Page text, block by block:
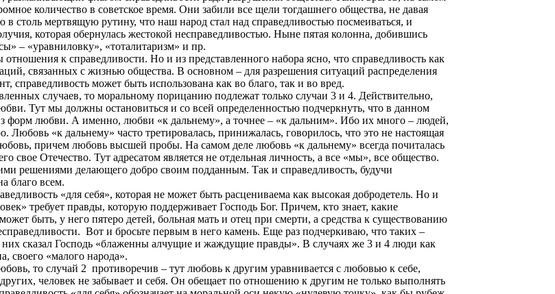
количество в советское время. Они забили все щели тогдашнего общества, не давая
столь мертвящую рутину, что наш народ стал над справедливостью посмеиваться, и
которая обернулась жестокой несправедливостью. Ныне пятая колонна, добившись
– «уравниловку», «тоталитаризм» и пр.
к справедливости. Но и из представленного набора ясно, что справедливость как
связанных с жизнью общества. В основном – для разрешения ситуаций распределения
справедливость может быть использована как во благо, так и во вред.
случаев, то моральному порицанию подлежат только случаи 3 и 4. Действительно,
Тут мы должны остановиться и со всей определенностью подчеркнуть, что в данном
форм любви. А именно, любви «к дальнему», а точнее – «к дальним». Ибо их много – людей,
«к дальнему» часто третировалась, принижалась, говорилось, что это не настоящая
причем любовь высшей пробы. На самом деле любовь «к дальнему» всегда почиталась
Отечество. Тут адресатом является не отдельная личность, а все «мы», все общество.
решениями делающего добро своим подданным. Так и справедливость, будучи
благо всем.
«для себя», которая не может быть расцениваема как высокая добродетель. Но и
требует правды, которую поддерживает Господь Бог. Причем, кто знает, какие
быть, у него пятеро детей, больная мать и отец при смерти, а средства к существованию
Вот и бросьте первым в него камень. Еще раз подчеркиваю, что таких –
сказал Господь «блаженны алчущие и жаждущие правды». В случаях же 3 и 4 люди как
своего «малого народа».
то случай 2 противоречив – тут любовь к другим уравнивается с любовью к себе,
человек не забывает и себя. Он обещает по отношению к другим не только выполнять